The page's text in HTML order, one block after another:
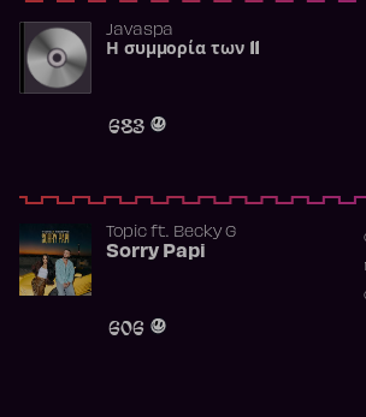
Javaspa
Η συμμορία των 11
683
Topicft. Becky G
Sorry Papi
606